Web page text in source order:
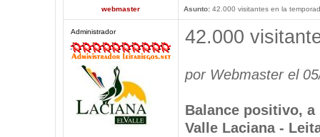
webmaster Asunto:42.000 visitantes en la
Administrador 42.000
por Webmaster el
Balance positivo,
Valle Laciana -